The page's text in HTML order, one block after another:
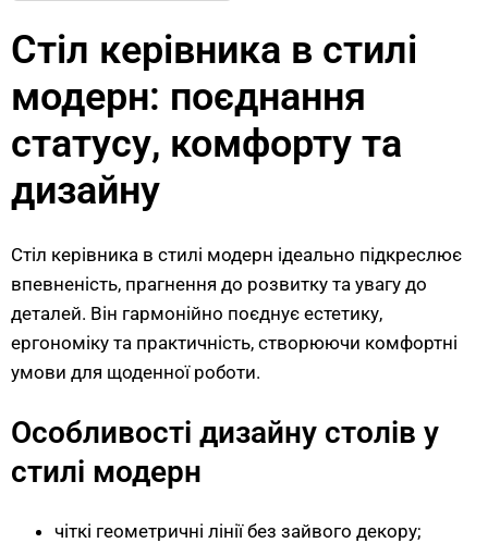
Стіл керівника в стилі
модерн: поєднання
статусу, комфорту та
дизайну
Стіл керівника в стилі модерн ідеально підкреслює
впевненість, прагнення до розвитку та увагу до
деталей. Він гармонійно поєднує естетику,
ергономіку та практичність, створюючи комфортні
умови для щоденної роботи.
Особливості дизайну столів у
стилі модерн
чіткі геометричні лінії без зайвого декору;